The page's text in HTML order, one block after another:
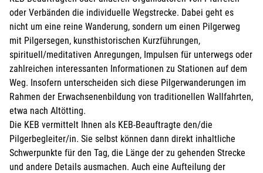
oder Verbänden die individuelle Wegstrecke. Dabei geht es
nicht um eine reine Wanderung, sondern um einen Pilgerweg
mit Pilgersegen, kunsthistorischen Kurzführungen,
spirituell/meditativen Anregungen, Impulsen für unterwegs oder
zahlreichen interessanten Informationen zu Stationen auf dem
Weg. Insofern unterscheiden sich diese Pilgerwanderungen im
Rahmen der Erwachsenenbildung von traditionellen Wallfahrten,
etwa nach Altötting.
Die KEB vermittelt Ihnen als KEB-Beauftragte den/die
Pilgerbegleiter/in. Sie selbst können dann direkt inhaltliche
Schwerpunkte für den Tag, die Länge der zu gehenden Strecke
und andere Details ausmachen. Auch eine Aufteilung der